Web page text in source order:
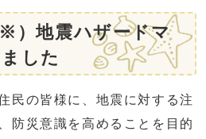
※）地震ハザードマ
した
民の皆様に、地震に対する注
防災意識を高めることを目的